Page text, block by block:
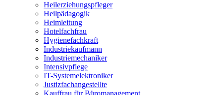
Heilerziehungspfleger
Heilpädagogik
Heimleitung
Hotelfachfrau
Hygienefachkraft
Industriekaufmann
Industriemechaniker
Intensivpflege
IT-Systemelektroniker
Justizfachangestellte